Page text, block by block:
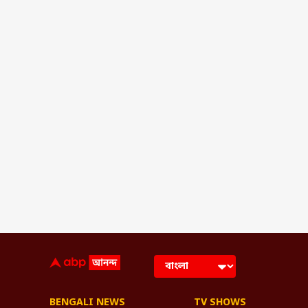
BENGALI NEWS TV SHOWS